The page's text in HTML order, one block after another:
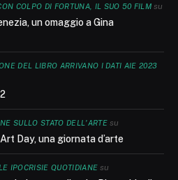
COLPO DI FORTUNA, IL SUO 50 FILM su
un omaggio a Gina
DEL LIBRO ARRIVANO I DATI AIE 2023
SULLO STATO DELL'ARTEsu
Day, una giornata d’arte
IPOCRISIE QUOTIDIANE su